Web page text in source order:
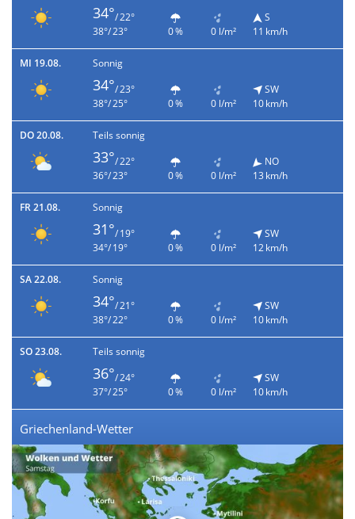
34°/ 22°
38°/ 23°
0 % 0 l/m²
S
11 km/h
MI 19.08. Sonnig
34°/ 23°
38°/ 25°
0 % 0 l/m²
SW
10 km/h
DO 20.08. Teils sonnig
33°/ 22°
36°/ 23°
0 % 0 l/m²
NO
13 km/h
FR 21.08. Sonnig
31°/ 19°
34°/ 19°
0 % 0 l/m²
SW
12 km/h
SA 22.08. Sonnig
34°/ 21°
38°/ 22°
0 % 0 l/m²
SW
10 km/h
SO 23.08. Teils sonnig
36°/ 24°
37°/ 25°
0 % 0 l/m²
SW
10 km/h
Griechenland-Wetter